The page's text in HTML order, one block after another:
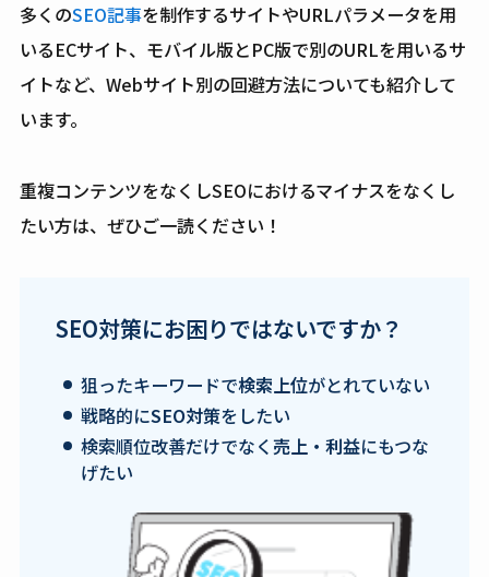
多くのSEO記事を制作するサイトやURLパラメータを用
いるECサイト、モバイル版とPC版で別のURLを用いるサ
イトなど、Webサイト別の回避方法についても紹介して
います。
重複コンテンツをなくしSEOにおけるマイナスをなくし
たい方は、ぜひご一読ください！
SEO対策にお困りではないですか？
狙ったキーワードで検索上位がとれていない
戦略的にSEO対策をしたい
検索順位改善だけでなく売上・利益にもつな
げたい